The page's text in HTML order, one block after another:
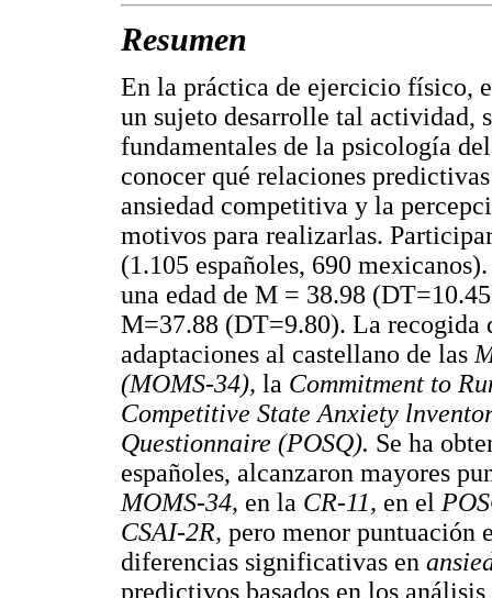
Resumen
En la práctica de ejercicio físico,
un sujeto desarrolle tal actividad,
fundamentales de la psicología
conocer qué relaciones
ansiedad competitiva y la
motivos para realizarlas.
(1.105 españoles, 690
una edad de M = 38.98
M=37.88 (DT=9.80). La recogida
adaptaciones al castellano de las
(MOMS-34), la Commitment to
Competitive State Anxiety
Questionnaire (POSQ). Se ha
españoles, alcanzaron mayores
MOMS-34, en la CR-11, en el
CSAI-2R, pero menor puntuación
diferencias significativas en
predictivos basados en los